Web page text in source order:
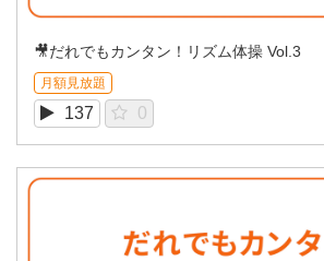
🎥だれでもカンタン！リズム体操 Vol.3
月額見放題
137 0